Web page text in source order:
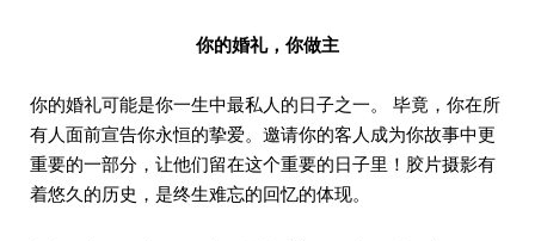
你的婚礼，你做主
你的婚礼可能是你一生中最私人的日子之一。 毕竟，你在所
有人面前宣告你永恒的挚爱。邀请你的客人成为你故事中更
重要的一部分，让他们留在这个重要的日子里！胶片摄影有
着悠久的历史，是终生难忘的回忆的体现。